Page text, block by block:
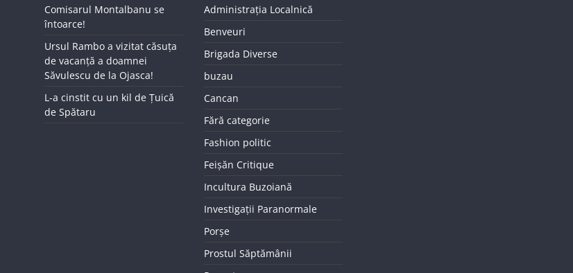
Comisarul Montalbanu se
întoarce!
Ursul Rambo a vizitat căsuța
de vacanță a doamnei
Săvulescu de la Ojasca!
L-a cinstit cu un kil de Țuică
de Spătaru
Administrația Localnică
Benveuri
Brigada Diverse
buzau
Cancan
Fără categorie
Fashion politic
Feișăn Critique
Incultura Buzoiană
Investigații Paranormale
Porșe
Prostul Săptămânii